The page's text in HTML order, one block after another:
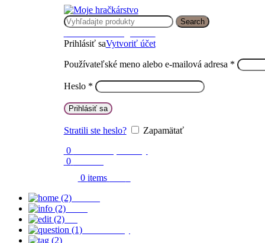
Search
Prihlásiť saVytvoriť účet
Používateľské meno alebo e-mailová adresa *
Heslo *
Prihlásiť sa
Stratili ste heslo?
Zapamätať
0
0
0 items